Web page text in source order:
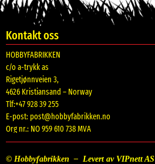
Kontakt oss
HOBBYFABRIKKEN
c/o a-trykk as
Rigetjønnveien 3,
4626 Kristiansand – Norway
Tlf:+47 928 39 255
E-post: post@hobbyfabrikken.no
Org nr.: NO 959 610 738 MVA
© Hobbyfabrikken – Levert av VIPnett AS